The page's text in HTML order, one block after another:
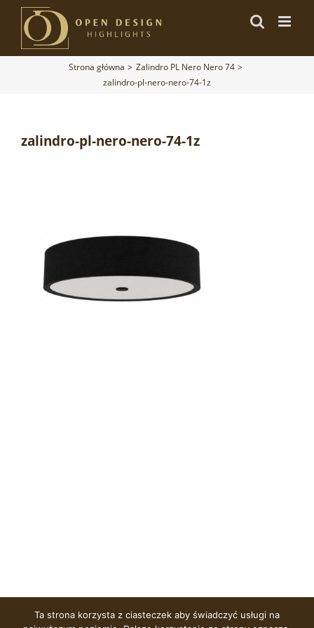
Przejdź
zawartości
Strona główna
Zalindro PL Nero Nero 74
zalindro-pl-nero-nero-74-1z
zalindro-pl-nero-nero-74-1z
Ta strona korzysta z ciasteczek aby świadczyć usługi na